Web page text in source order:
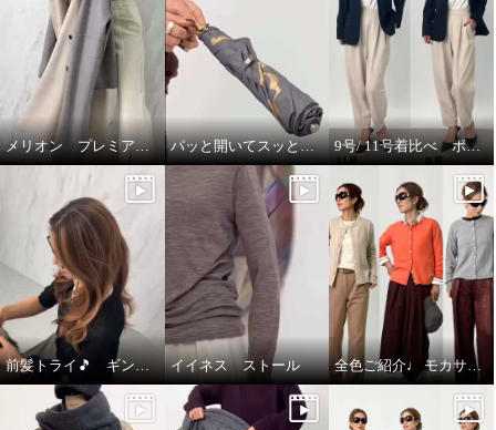
メリオン プレミアムな着心地🎵 パッと開いてスッと閉じる🎵晴雨兼用折りたたみジャンプ傘 9号/ 11号着比べ ポルトゥヴィータ ノーカラージャケット
前髪トライ🎵 ギンカウィンカ ドレスドヘアー イイネス ストール 全色ご紹介♩ モカサン ジュンコシマダ カーディガン